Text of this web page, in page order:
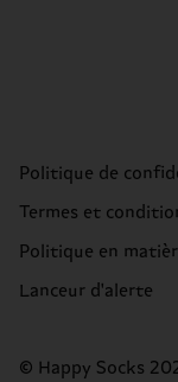
Politique de
Termes et
Politique en
Lanceur d'alerte
© Happy Socks